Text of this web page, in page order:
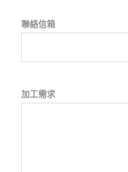
聯絡信箱
加工需求